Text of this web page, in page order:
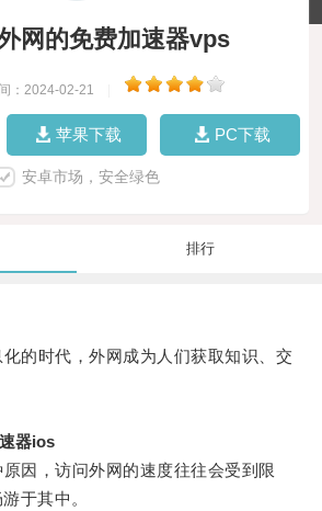
网的免费加速器vps
：2024-02-21
苹果下载 PC下载
安卓市场，安全绿色
排行
时代，外网成为人们获取知识、交
器ios
，访问外网的速度往往会受到限
于其中。